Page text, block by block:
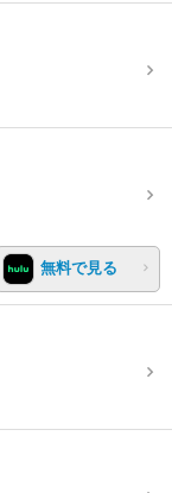
無料で見る